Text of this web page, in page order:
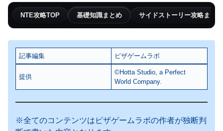
NTE攻略TOP 基礎知識まとめ サイドストーリー攻略まとめ
記事編集 ピザゲームラボ
提供
©Hotta Studio, a Perfect
World Company.
※全てのコンテンツはピザゲームラボの作者が独断判